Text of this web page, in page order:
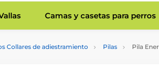
Camas y casetas para perros
Collares de adiestramiento Pilas Pila